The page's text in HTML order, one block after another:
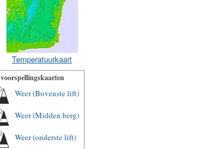
Temperatuurkaart
Weer (Bovenste lift)
Weer (Midden berg)
Weer (onderste lift)